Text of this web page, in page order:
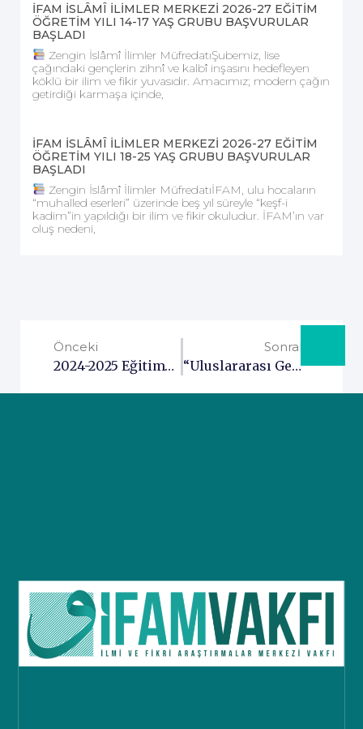
İFAM İSLÂMÎ İLİMLER MERKEZİ 2026-27 EĞİTİM
ÖĞRETİM YILI 14-17 YAŞ GRUBU BAŞVURULAR
BAŞLADI
Zengin İslâmî İlimler MüfredatıŞubemiz, lise
çağındaki gençlerin zihnî ve kalbî inşasını hedefleyen
köklü bir ilim ve fikir yuvasıdır. Amacımız; modern çağın
getirdiği karmaşa içinde,
İFAM İSLÂMÎ İLİMLER MERKEZİ 2026-27 EĞİTİM
ÖĞRETİM YILI 18-25 YAŞ GRUBU BAŞVURULAR
BAŞLADI
Zengin İslâmî İlimler MüfredatıİFAM, ulu hocaların
“muhalled eserleri” üzerinde beş yıl süreyle “keşf-i
kadim”in yapıldığı bir ilim ve fikir okuludur. İFAM’ın var
oluş nedeni,
Önceki
2024-2025 Eğitim-Öğretim Yılı Talebe Alımları Başladı
Sonraki
“Uluslararası Gençlik Buluşması” Devam Ediyor